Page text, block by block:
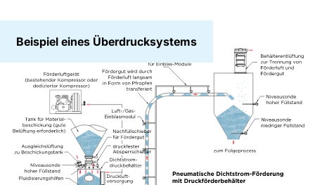
Beispiel eines Überdrucksystems